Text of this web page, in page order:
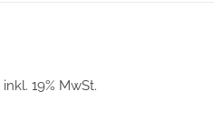
Die
inkl. 19% MwSt.